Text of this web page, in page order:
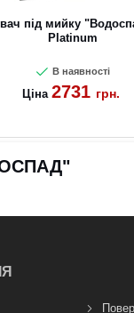
під мийку
Platinum
В наявності
Ціна 2731 грн.